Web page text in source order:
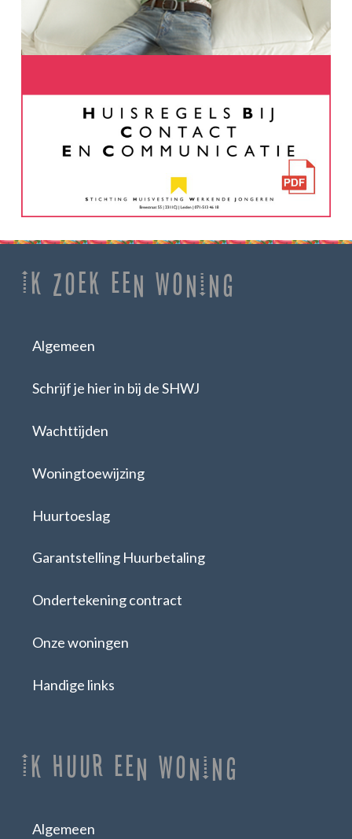
Ik zoek een woning
Algemeen
Schrijf je hier in bij de SHWJ
Wachttijden
Woningtoewijzing
Huurtoeslag
Garantstelling Huurbetaling
Ondertekening contract
Onze woningen
Handige links
Ik huur een woning
Algemeen